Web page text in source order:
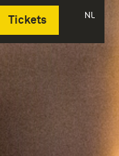
Tickets NL
Deutsch